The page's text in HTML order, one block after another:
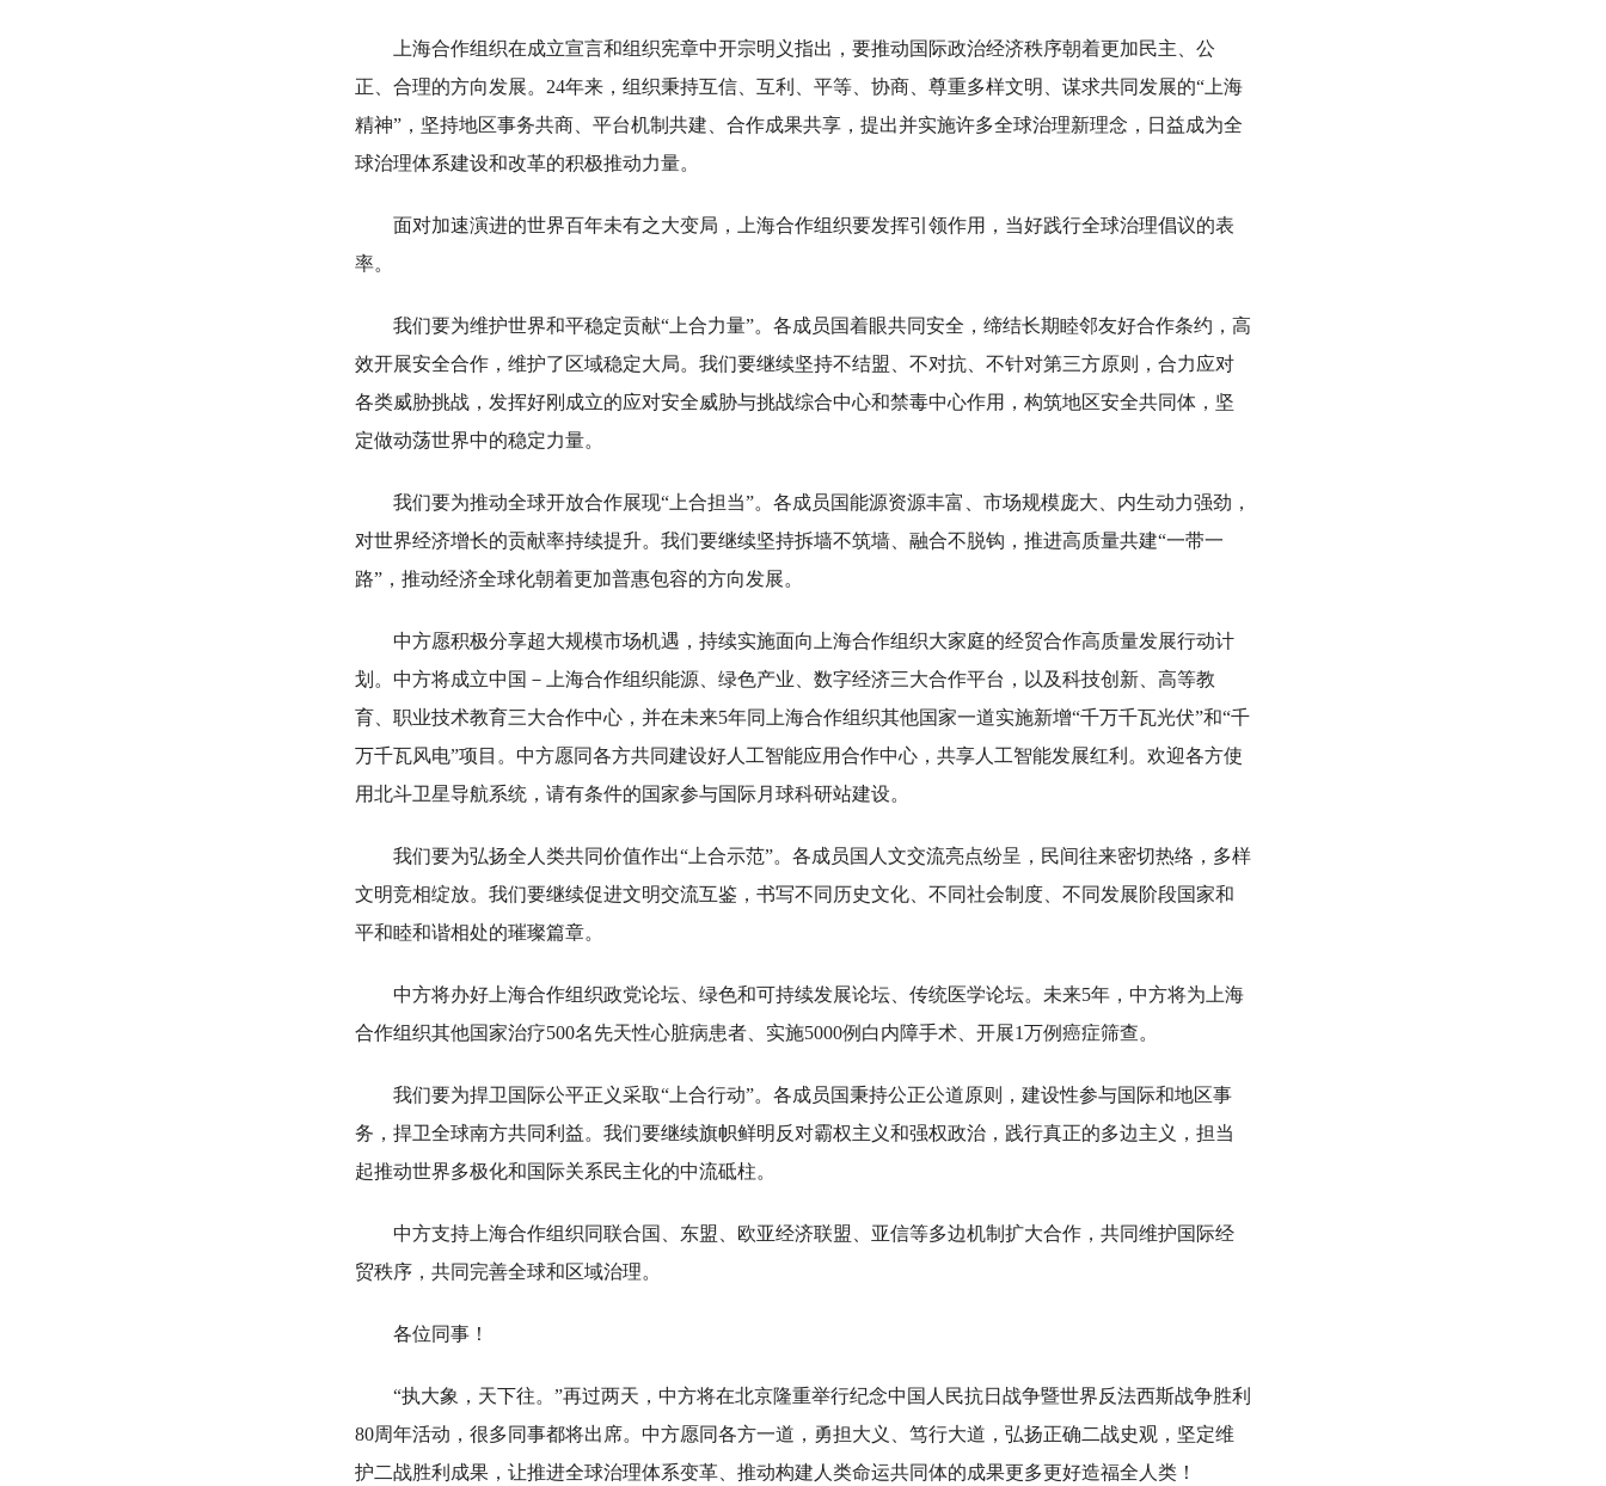
上海合作组织在成立宣言和组织宪章中开宗明义指出，要推动国际政治经济秩序朝着更加民主、公
正、合理的方向发展。24年来，组织秉持互信、互利、平等、协商、尊重多样文明、谋求共同发展的“上海
精神”，坚持地区事务共商、平台机制共建、合作成果共享，提出并实施许多全球治理新理念，日益成为全
球治理体系建设和改革的积极推动力量。
面对加速演进的世界百年未有之大变局，上海合作组织要发挥引领作用，当好践行全球治理倡议的表
率。
我们要为维护世界和平稳定贡献“上合力量”。各成员国着眼共同安全，缔结长期睦邻友好合作条约，高
效开展安全合作，维护了区域稳定大局。我们要继续坚持不结盟、不对抗、不针对第三方原则，合力应对
各类威胁挑战，发挥好刚成立的应对安全威胁与挑战综合中心和禁毒中心作用，构筑地区安全共同体，坚
定做动荡世界中的稳定力量。
我们要为推动全球开放合作展现“上合担当”。各成员国能源资源丰富、市场规模庞大、内生动力强劲，
对世界经济增长的贡献率持续提升。我们要继续坚持拆墙不筑墙、融合不脱钩，推进高质量共建“一带一
路”，推动经济全球化朝着更加普惠包容的方向发展。
中方愿积极分享超大规模市场机遇，持续实施面向上海合作组织大家庭的经贸合作高质量发展行动计
划。中方将成立中国－上海合作组织能源、绿色产业、数字经济三大合作平台，以及科技创新、高等教
育、职业技术教育三大合作中心，并在未来5年同上海合作组织其他国家一道实施新增“千万千瓦光伏”和“千
万千瓦风电”项目。中方愿同各方共同建设好人工智能应用合作中心，共享人工智能发展红利。欢迎各方使
用北斗卫星导航系统，请有条件的国家参与国际月球科研站建设。
我们要为弘扬全人类共同价值作出“上合示范”。各成员国人文交流亮点纷呈，民间往来密切热络，多样
文明竞相绽放。我们要继续促进文明交流互鉴，书写不同历史文化、不同社会制度、不同发展阶段国家和
平和睦和谐相处的璀璨篇章。
中方将办好上海合作组织政党论坛、绿色和可持续发展论坛、传统医学论坛。未来5年，中方将为上海
合作组织其他国家治疗500名先天性心脏病患者、实施5000例白内障手术、开展1万例癌症筛查。
我们要为捍卫国际公平正义采取“上合行动”。各成员国秉持公正公道原则，建设性参与国际和地区事
务，捍卫全球南方共同利益。我们要继续旗帜鲜明反对霸权主义和强权政治，践行真正的多边主义，担当
起推动世界多极化和国际关系民主化的中流砥柱。
中方支持上海合作组织同联合国、东盟、欧亚经济联盟、亚信等多边机制扩大合作，共同维护国际经
贸秩序，共同完善全球和区域治理。
各位同事！
“执大象，天下往。”再过两天，中方将在北京隆重举行纪念中国人民抗日战争暨世界反法西斯战争胜利
80周年活动，很多同事都将出席。中方愿同各方一道，勇担大义、笃行大道，弘扬正确二战史观，坚定维
护二战胜利成果，让推进全球治理体系变革、推动构建人类命运共同体的成果更多更好造福全人类！